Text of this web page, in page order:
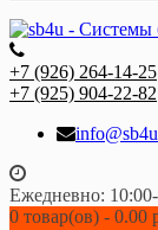
+7 (926) 264-14-25
+7 (925) 904-22-82
Ежедневно:
0 товар(ов) - 0.00